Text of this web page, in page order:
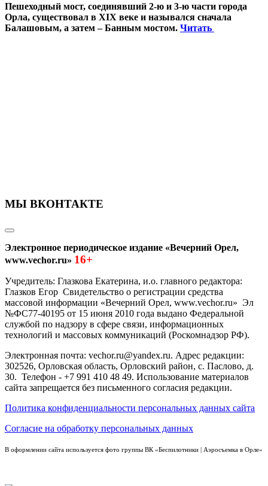
Пешеходный мост, соединявший 2-ю и 3-ю части города
Орла, существовал в XIX веке и назывался сначала
Балашовым, а затем – Банным мостом. Читать
МЫ ВКОНТАКТЕ
Электронное периодическое издание «Вечерний Орел,
www.vechor.ru» 16+
Учредитель: Глазкова Екатерина, и.о. главного редактора:
Глазков Егор Свидетельство о регистрации средства
массовой информации «Вечерний Орел, www.vechor.ru» Эл
№ФС77-40195 от 15 июня 2010 года выдано Федеральной
службой по надзору в сфере связи, информационных
технологий и массовых коммуникаций (Роскомнадзор РФ).
Электронная почта: vechor.ru@yandex.ru. Адрес редакции:
302526, Орловская область, Орловский район, с. Паслово, д.
30. Телефон - +7 991 410 48 49. Использование материалов
сайта запрещается без письменного согласия редакции.
Политика конфиденциальности персональных данных сайта
Согласие на обработку персональных данных
В оформлении сайта используется фото группы ВК «Беспилотники | Аэросъемка в Орле»